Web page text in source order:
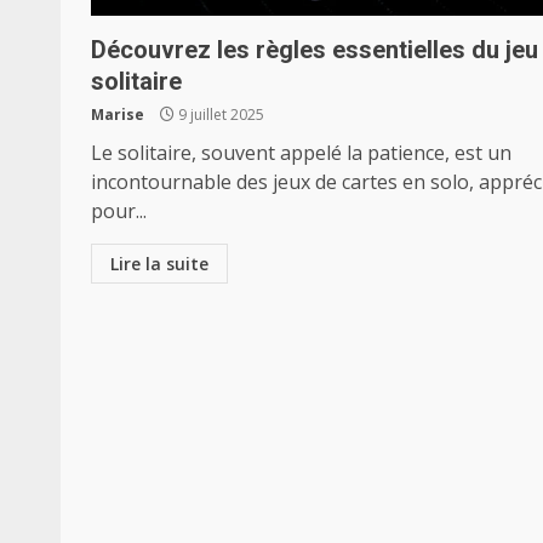
Découvrez les règles essentielles du jeu
solitaire
Marise 9 juillet 2025
Le solitaire, souvent appelé la patience, est un
incontournable des jeux de cartes en solo,
pour...
Lire la suite